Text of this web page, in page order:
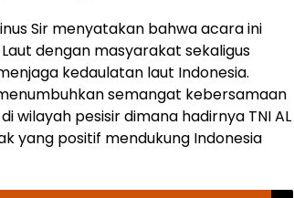
Sir menyatakan bahwa acara ini
dengan masyarakat sekaligus
kedaulatan laut Indonesia.
semangat kebersamaan
wilayah pesisir dimana hadirnya TNI AL
yang positif mendukung Indonesia